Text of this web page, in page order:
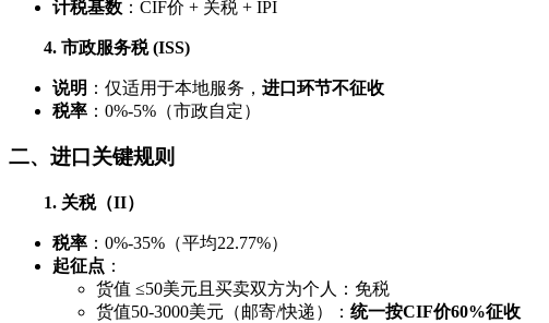
计税基数 ：CIF价 + 关税 + IPI
4. 市政服务税 (ISS)
说明 ：仅适用于本地服务， 进口环节不征收
税率 ：0%-5%（市政自定）
二、进口关键规则
1. 关税（II）
税率 ：0%-35%（平均22.77%）
起征点 ：
货值 ≤50美元且买卖双方为个人：免税
货值50-3000美元（邮寄/快递）： 统一按CIF价60%征收